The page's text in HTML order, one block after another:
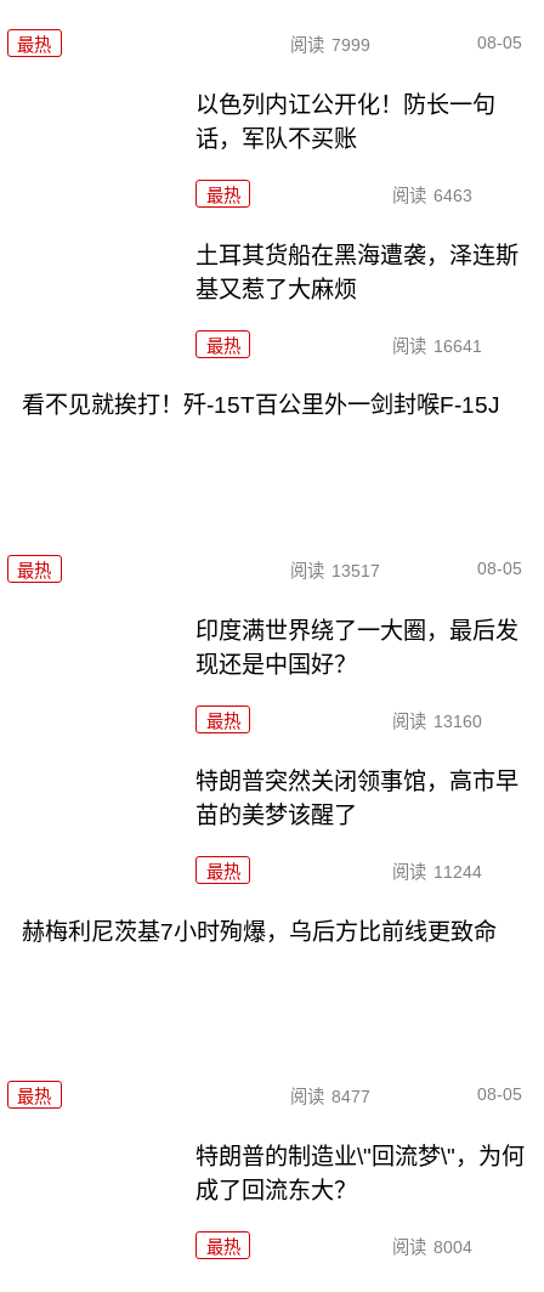
最热 阅读 7999 08-05
以色列内讧公开化！防长一句
话，军队不买账
最热 阅读 6463
土耳其货船在黑海遭袭，泽连斯
基又惹了大麻烦
最热 阅读 16641
看不见就挨打！歼-15T百公里外一剑封喉F-15J
最热 阅读 13517 08-05
印度满世界绕了一大圈，最后发
现还是中国好？
最热 阅读 13160
特朗普突然关闭领事馆，高市早
苗的美梦该醒了
最热 阅读 11244
赫梅利尼茨基7小时殉爆，乌后方比前线更致命
最热 阅读 8477 08-05
特朗普的制造业\"回流梦\"，为何
成了回流东大？
最热 阅读 8004